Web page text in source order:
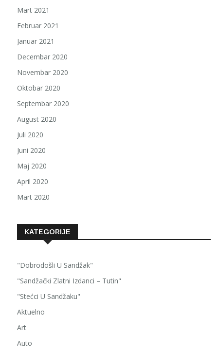
Mart 2021
Februar 2021
Januar 2021
Decembar 2020
Novembar 2020
Oktobar 2020
Septembar 2020
August 2020
Juli 2020
Juni 2020
Maj 2020
April 2020
Mart 2020
KATEGORIJE
"Dobrodošli U Sandžak"
"Sandžački Zlatni Izdanci – Tutin"
"Stećci U Sandžaku"
Aktuelno
Art
Auto